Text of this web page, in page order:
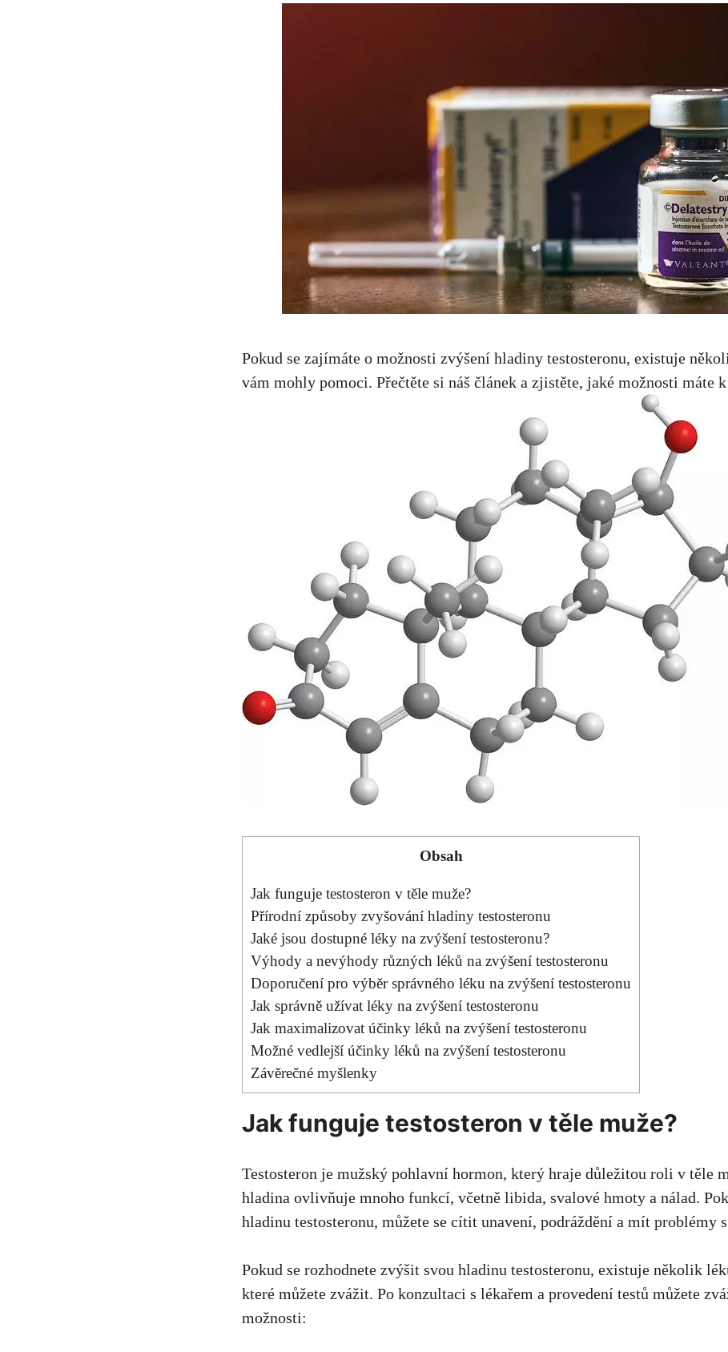
Pokud se zajímáte o možnosti zvýšení hladiny testosteronu, existuje
vám mohly pomoci. Přečtěte si náš článek a zjistěte, jaké možnosti máte
Obsah
Jak funguje testosteron v těle muže?
Přírodní způsoby zvyšování hladiny testosteronu
Jaké jsou dostupné léky na zvýšení testosteronu?
Výhody a nevýhody různých léků na zvýšení testosteronu
Doporučení pro výběr správného léku na zvýšení testosteronu
Jak správně užívat léky na zvýšení testosteronu
Jak maximalizovat účinky léků na zvýšení testosteronu
Možné vedlejší účinky léků na zvýšení testosteronu
Závěrečné myšlenky
Jak funguje testosteron v těle muže?
Testosteron je mužský pohlavní hormon, který hraje důležitou roli v těle
hladina ovlivňuje mnoho funkcí, včetně libida, svalové hmoty a nálad.
hladinu testosteronu, můžete se cítit unavení, podráždění a mít problémy
Pokud se rozhodnete zvýšit svou hladinu testosteronu, existuje několik
které můžete zvážit. Po konzultaci s lékařem a provedení testů můžete
možnosti: